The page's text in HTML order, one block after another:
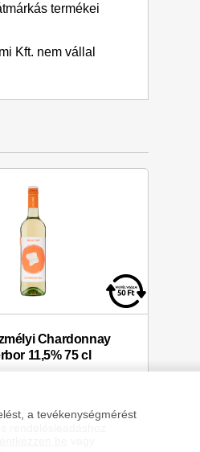
termékei
Kft. nem vállal
Chardonnay
11,5% 75 cl
a tevékenységmérést